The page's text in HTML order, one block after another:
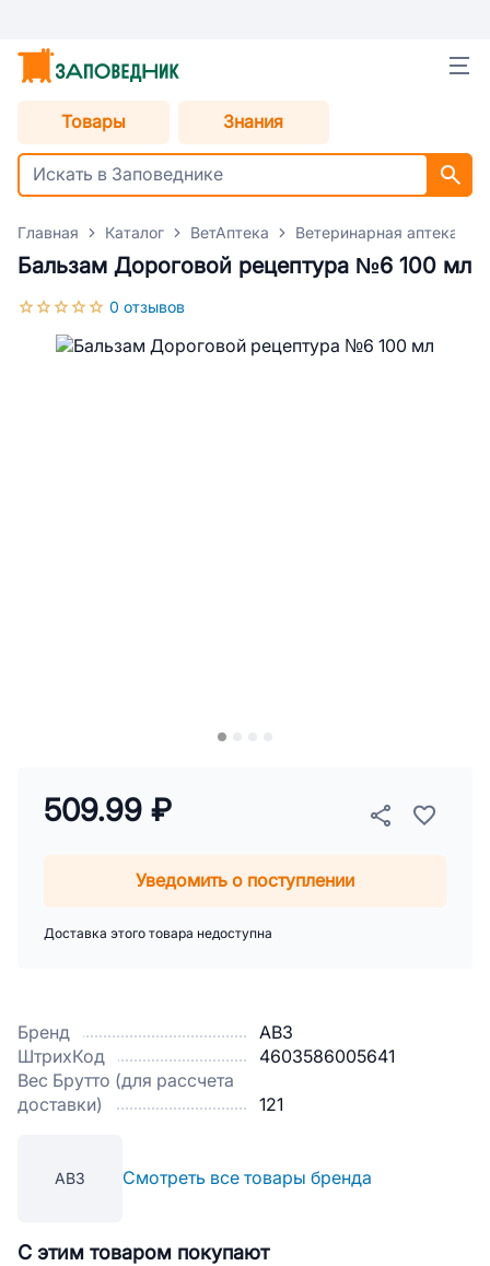
Товары Знания
Главная Каталог ВетАптека Ветеринарная аптека
Бальзам Дороговой рецептура №6 100 мл
0 отзывов
Бренд
АВЗ
ШтрихКод
4603586005641
Вес Брутто (для рассчета
доставки)
121
АВЗ Смотреть все товары бренда
509.99 ₽
Уведомить о поступлении
Доставка этого товара недоступна
С этим товаром покупают